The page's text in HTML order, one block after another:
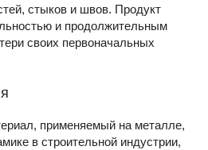
стыков и швов. Продукт
и продолжительным
своих первоначальных
применяемый на металле,
в строительной индустрии,